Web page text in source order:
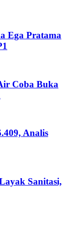
Ega Pratama
Coba Buka
Analis
Sanitasi,